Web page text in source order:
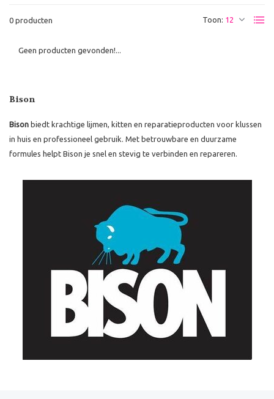
0 producten Toon:
Geen producten gevonden!...
Bison
Bison biedt krachtige lijmen, kitten en reparatieproducten voor klussen
in huis en professioneel gebruik. Met betrouwbare en duurzame
formules helpt Bison je snel en stevig te verbinden en repareren.